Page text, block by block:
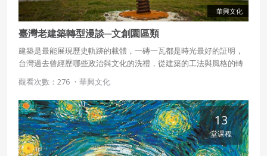
華興文化
臺灣老建築轉型漫談─文創園區類
建築是最能展現歷史軌跡的載體，一磚一瓦都是時光最好的証明，
台灣過去曾經歷哪些政治與文化的洗禮，從建築的工法與風格的轉
變便可一探究竟。這些充滿濃厚異國風情的老建築在如今轉型為藝
術或商業用途時，該如何巧妙的與在地觀光與文化結合是本課程關
注的重點。
觀看次數：276 ・ 華興文化
13
堂课程